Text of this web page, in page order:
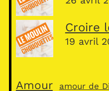
Croire
19 avril
Amour amour de